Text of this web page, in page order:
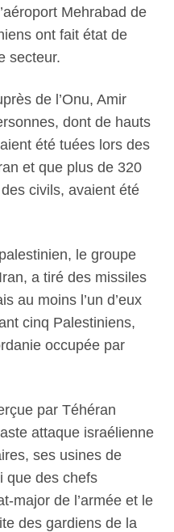
Mehrabad de
ont fait état de
secteur.
de l’Onu, Amir
dont de hauts
été tuées lors des
et que plus de 320
civils, avaient été
le groupe
a tiré des missiles
au moins l’un d’eux
cinq Palestiniens,
occupée par
par Téhéran
attaque israélienne
ses usines de
que des chefs
major de l’armée et le
des gardiens de la